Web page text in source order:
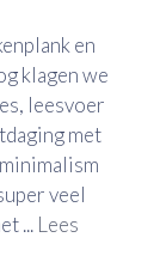
en
klagen we
leesvoer
met
veel
... Lees